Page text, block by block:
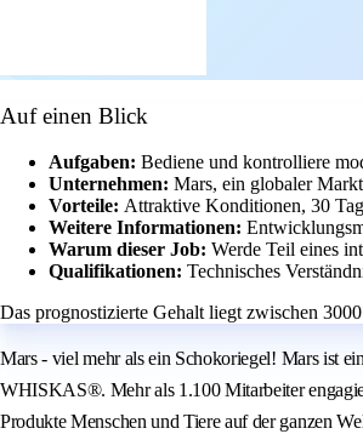
Auf einen Blick
Aufgaben: Bediene und kontrolliere
Unternehmen: Mars, ein globaler
Vorteile: Attraktive Konditionen, 30
Weitere Informationen:
Warum dieser Job: Werde Teil eines
Qualifikationen: Technisches
Das prognostizierte Gehalt liegt zwischen
Mars - viel mehr als ein Schokoriegel! Mars ist
WHISKAS®. Mehr als 1.100 Mitarbeiter
Produkte Menschen und Tiere auf der ganzen